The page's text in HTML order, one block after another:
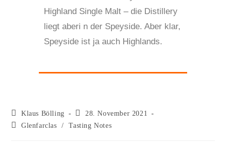
Highland Single Malt – die Distillery
liegt aberi n der Speyside. Aber klar,
Speyside ist ja auch Highlands.
Klaus Bölling
28. November 2021
Glenfarclas
/ Tasting Notes